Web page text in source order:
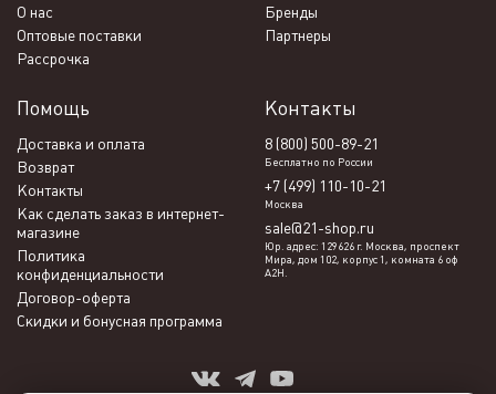
О нас
Бренды
Оптовые поставки
Партнеры
Рассрочка
Помощь
Доставка и оплата
Возврат
Контакты
Как сделать заказ в интернет-
магазине
Политика
конфиденциальности
Договор-оферта
Скидки и бонусная программа
Контакты
8 (800) 500-89-21
Бесплатно по России
+7 (499) 110-10-21
Москва
sale@21-shop.ru
Юр. адрес: 129626 г. Москва, проспект
Мира, дом 102, корпус 1, комната 6 оф
А2Н.